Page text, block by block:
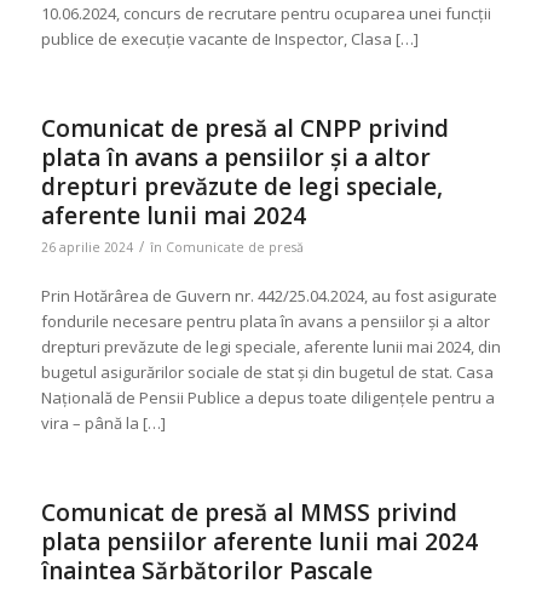
10.06.2024, concurs de recrutare pentru ocuparea unei funcții
publice de execuție vacante de Inspector, Clasa […]
Comunicat de presă al CNPP privind
plata în avans a pensiilor și a altor
drepturi prevăzute de legi speciale,
aferente lunii mai 2024
26 aprilie 2024 / în Comunicate de presă
Prin Hotărârea de Guvern nr. 442/25.04.2024, au fost asigurate
fondurile necesare pentru plata în avans a pensiilor și a altor
drepturi prevăzute de legi speciale, aferente lunii mai 2024, din
bugetul asigurărilor sociale de stat și din bugetul de stat. Casa
Națională de Pensii Publice a depus toate diligențele pentru a
vira – până la […]
Comunicat de presă al MMSS privind
plata pensiilor aferente lunii mai 2024
înaintea Sărbătorilor Pascale